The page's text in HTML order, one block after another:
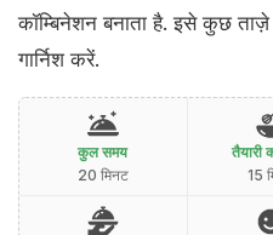
कॉम्बिनेशन बनाता है. इसे कुछ ताज़े
गार्निश करें.
कुल समय
20 मिनट
तैयारी
15